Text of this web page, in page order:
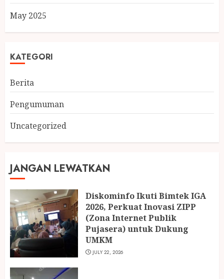
May 2025
KATEGORI
Berita
Pengumuman
Uncategorized
JANGAN LEWATKAN
Diskominfo Ikuti Bimtek IGA
2026, Perkuat Inovasi ZIPP
(Zona Internet Publik
Pujasera) untuk Dukung
UMKM
JULY 22, 2026